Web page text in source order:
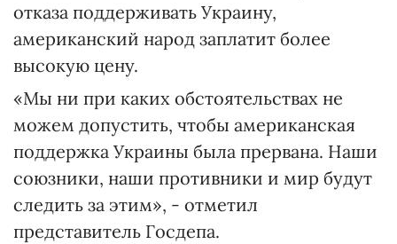
отказа поддерживать Украину,
американский народ заплатит более
высокую цену.
«Мы ни при каких обстоятельствах не
можем допустить, чтобы американская
поддержка Украины была прервана. Наши
союзники, наши противники и мир будут
следить за этим», - отметил
представитель Госдепа.